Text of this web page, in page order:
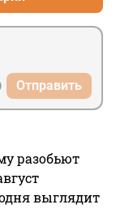
Отправить
разобьют
выглядит